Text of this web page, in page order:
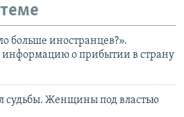
больше иностранцев?».
информацию о прибытии в страну
судьбы. Женщины под властью